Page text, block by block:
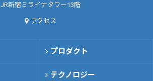
JR新宿ミライナタワー13階
アクセス
プロダクト
テクノロジー